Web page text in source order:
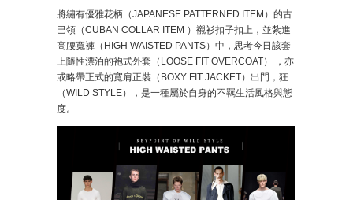
將繡有優雅花柄（JAPANESE PATTERNED ITEM）的古
巴領（CUBAN COLLAR ITEM ）襯衫扣子扣上，並紮進
高腰寬褲（HIGH WAISTED PANTS）中，思考今日該套
上隨性漂泊的袍式外套（LOOSE FIT OVERCOAT） ，亦
或略帶正式的寬肩正裝（BOXY FIT JACKET）出門，狂
（WILD STYLE），是一種屬於自身的不羈生活風格與態
度。